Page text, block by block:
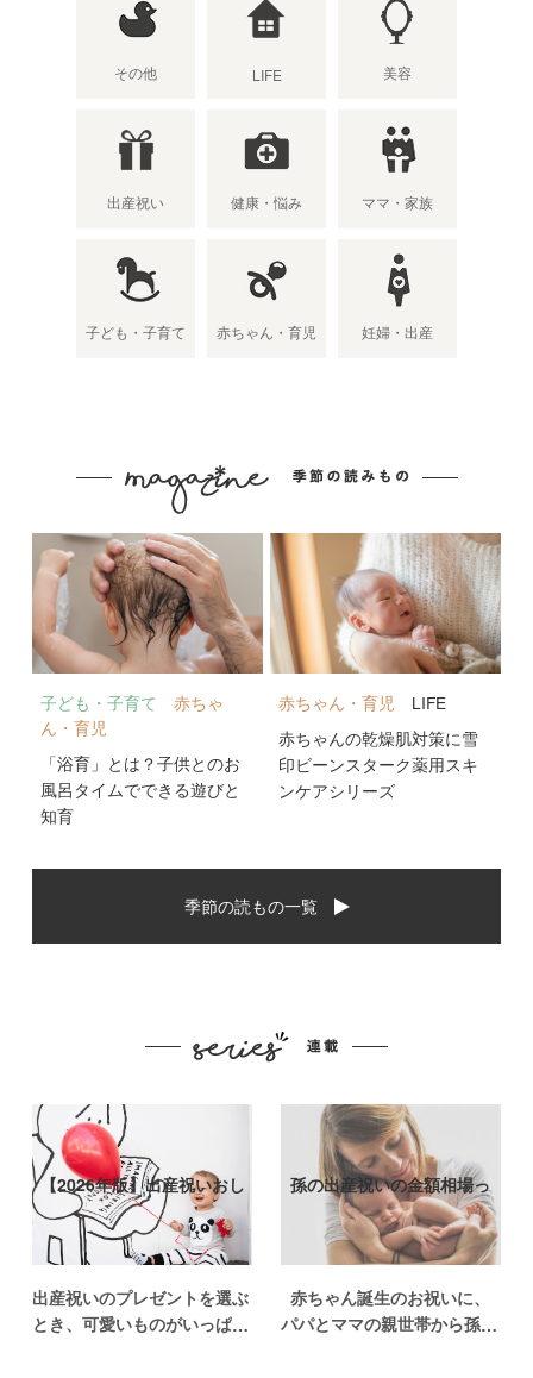
その他 LIFE 美容
出産祝い 健康・悩み ママ・家族
子ども・子育て 赤ちゃん・育児 妊婦・出産
子ども・子育て
赤ちゃ
ん・育児
「浴育」とは？子供とのお
風呂タイムでできる遊びと
知育
赤ちゃん・育児
LIFE
赤ちゃんの乾燥肌対策に雪
印ビーンスターク薬用スキ
ンケアシリーズ
季節の読もの一覧
【2026年版】出産祝いおし
ゃれなプ…
出産祝いのプレゼントを選ぶ
とき、可愛いものがいっぱい
孫の出産祝いの金額相場っ
て？出産祝い…
赤ちゃん誕生のお祝いに、
パパとママの親世帯から孫誕